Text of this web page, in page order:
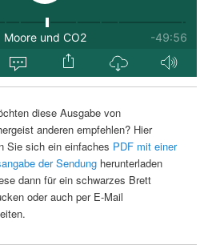
diese Ausgabe von
anderen empfehlen? Hier
Sie sich ein einfaches PDF mit einer
der Sendungherunterladen
dann für ein schwarzes Brett
oder auch per E-Mail